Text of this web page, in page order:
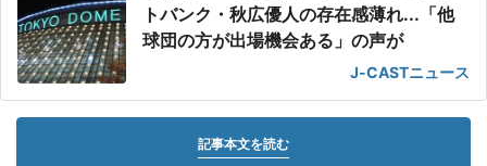
トバンク・秋広優人の存在感薄れ...「他
球団の方が出場機会ある」の声が
J-CASTニュース
記事本文を読む